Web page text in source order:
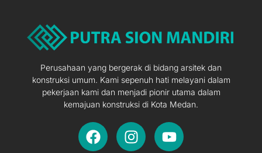
Perusahaan yang bergerak di bidang arsitek dan
konstruksi umum. Kami sepenuh hati melayani dalam
pekerjaan kami dan menjadi pionir utama dalam
kemajuan konstruksi di Kota Medan.
F
a
I
n
Y
o